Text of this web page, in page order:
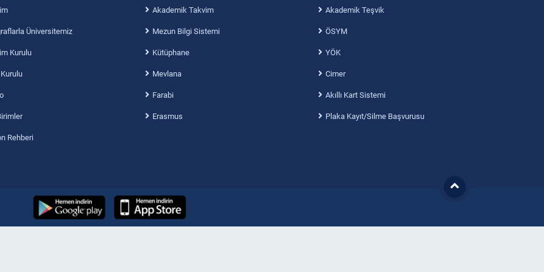
Üniversitemiz
Kurulu
Rehberi
Akademik Takvim
Mezun Bilgi Sistemi
Kütüphane
Mevlana
Farabi
Erasmus
Akademik Teşvik
ÖSYM
YÖK
Cimer
Akıllı Kart Sistemi
Plaka Kayıt/Silme Başvurusu